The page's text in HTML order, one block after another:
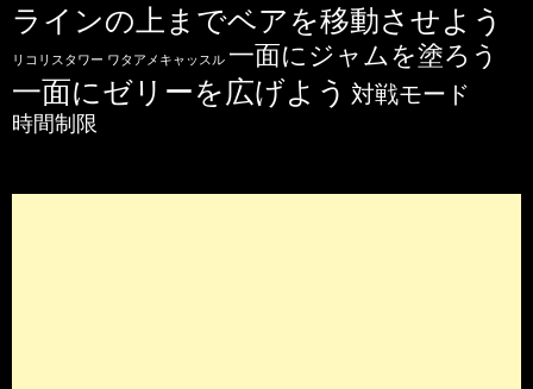
ラインの上までベアを移動させよう
リコリスタワー ワタアメキャッスル 一面にジャムを塗ろう
一面にゼリーを広げよう 対戦モード
時間制限